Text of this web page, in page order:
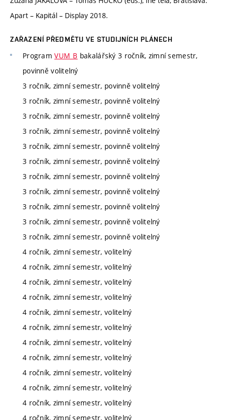
Apart – Kapitál – Display 2018.
ZAŘAZENÍ PŘEDMĚTU VE STUDIJNÍCH PLÁNECH
ProgramVUM_B bakalářský 3 ročník, zimní semestr,
povinně volitelný
3 ročník, zimní semestr, povinně volitelný
3 ročník, zimní semestr, povinně volitelný
3 ročník, zimní semestr, povinně volitelný
3 ročník, zimní semestr, povinně volitelný
3 ročník, zimní semestr, povinně volitelný
3 ročník, zimní semestr, povinně volitelný
3 ročník, zimní semestr, povinně volitelný
3 ročník, zimní semestr, povinně volitelný
3 ročník, zimní semestr, povinně volitelný
3 ročník, zimní semestr, povinně volitelný
3 ročník, zimní semestr, povinně volitelný
4 ročník, zimní semestr, volitelný
4 ročník, zimní semestr, volitelný
4 ročník, zimní semestr, volitelný
4 ročník, zimní semestr, volitelný
4 ročník, zimní semestr, volitelný
4 ročník, zimní semestr, volitelný
4 ročník, zimní semestr, volitelný
4 ročník, zimní semestr, volitelný
4 ročník, zimní semestr, volitelný
4 ročník, zimní semestr, volitelný
4 ročník, zimní semestr, volitelný
4 ročník, zimní semestr, volitelný